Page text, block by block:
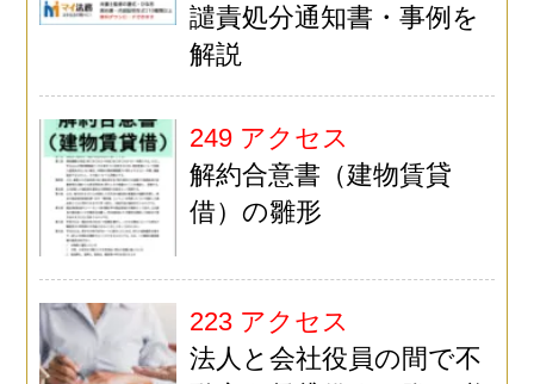
譴責処分通知書・事例を
解説
249 アクセス
解約合意書（建物賃貸
借）の雛形
223 アクセス
法人と会社役員の間で不